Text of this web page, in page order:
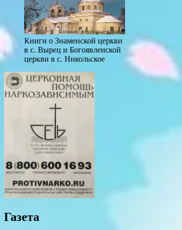
Книги о Знаменской церкви
в с. Вырец и Богоявленской
церкви в с. Никольское
Газета